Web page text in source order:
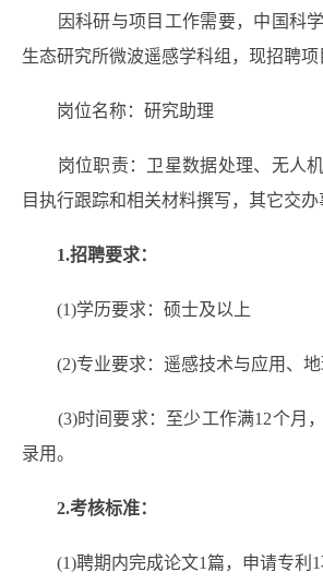
因科研与项目工作需要，中国科学
生态研究所微波遥感学科组，现招聘项
岗位名称：研究助理
岗位职责：卫星数据处理、无人机
目执行跟踪和相关材料撰写，其它交办
1.招聘要求：
(1)学历要求：硕士及以上
(2)专业要求：遥感技术与应用、地
(3)时间要求：至少工作满12个月
录用。
2.考核标准：
(1)聘期内完成论文1篇，申请专利1